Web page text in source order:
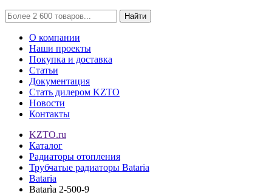
Найти
О компании
Наши проекты
Покупка и доставка
Статьи
Документация
Стать дилером KZTO
Новости
Контакты
KZTO.ru
Каталог
Радиаторы отопления
Трубчатые радиаторы Bataria
Bataria
Batarìa 2-500-9